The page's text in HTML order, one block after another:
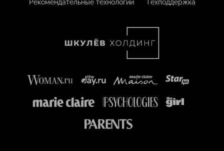
Рекомендательные технологии
Техподдержка